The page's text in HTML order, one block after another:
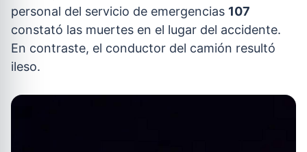
personal del servicio de emergencias 107
constató las muertes en el lugar del accidente.
En contraste, el conductor del camión resultó
ileso.